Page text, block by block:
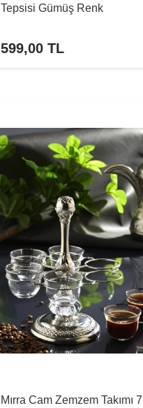
Tepsisi Gümüş Renk
599,00 TL
Mırra Cam Zemzem Takımı 7